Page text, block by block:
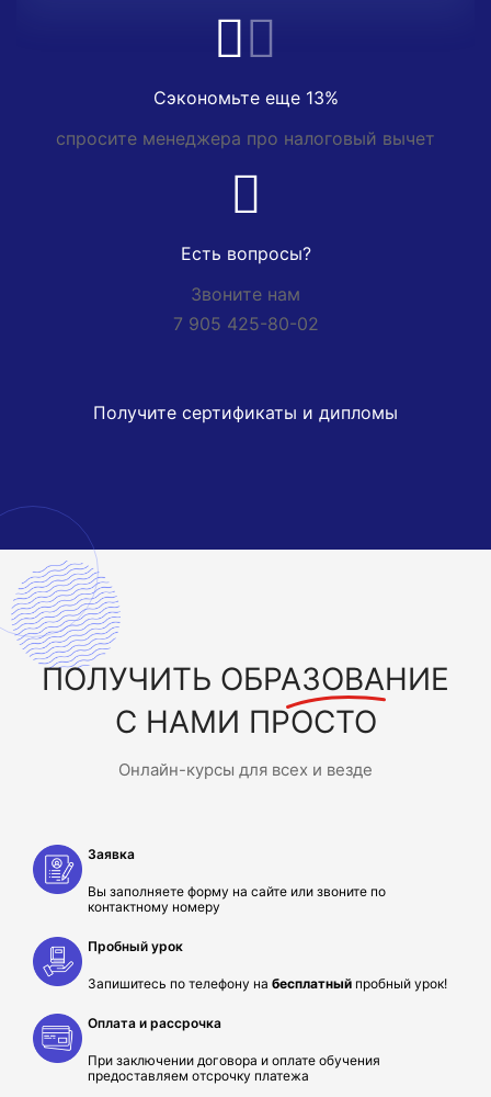
Сэкономьте еще 13%
спросите менеджера про налоговый вычет
Есть вопросы?
Звоните нам
7 905 425-80-02
Получите сертификаты и дипломы
ПОЛУЧИТЬ ОБРАЗОВАНИЕ
С НАМИ ПРОСТО
Онлайн-курсы для всех и везде
Заявка
Вы заполняете форму на сайте или звоните по
контактному номеру
Пробный урок
Запишитесь по телефону на бесплатный пробный урок!
Оплата и рассрочка
При заключении договора и оплате обучения
предоставляем отсрочку платежа